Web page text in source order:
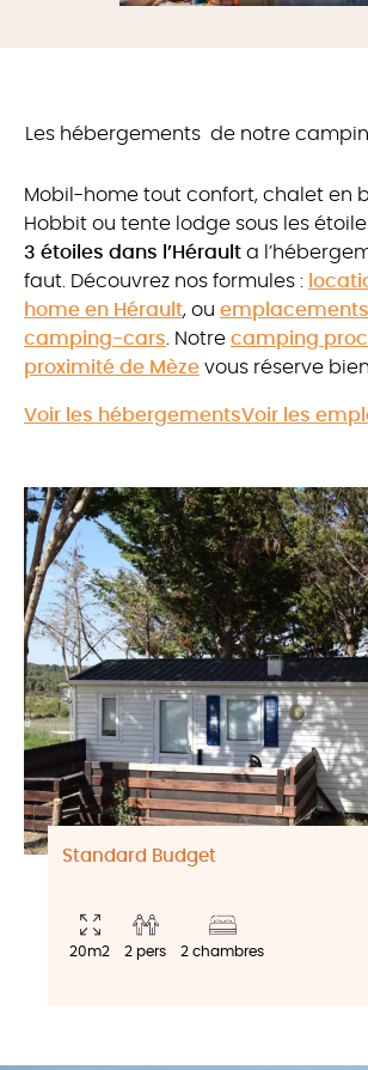
Les hébergements de notre
Mobil-home tout confort, chalet en
Hobbit ou tente lodge sous les
3 étoiles dans l’Hérault a
faut. Découvrez nos formules :
home en Hérault, ou
camping-cars . Notre camping
proximité de Mèze vous réserve
Voir les hébergementsVoir les
Standard Budget
20m2 2 pers 2 chambres